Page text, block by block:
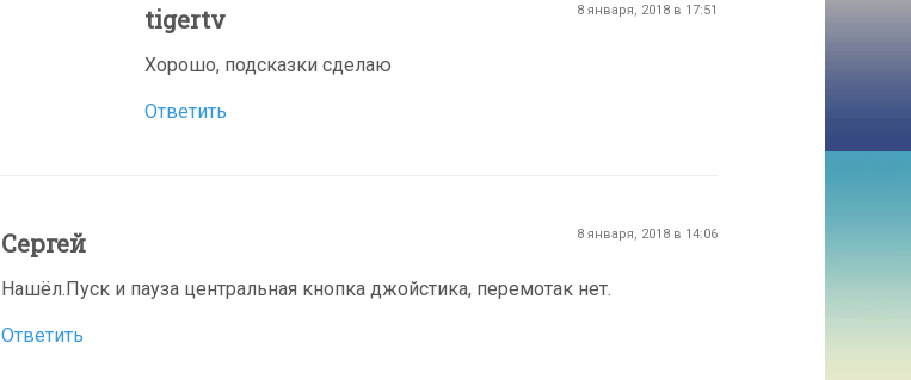
tigertv 8 января, 2018 в 17:51
Хорошо, подсказки сделаю
Ответить
Сергей 8 января, 2018 в 14:06
Нашёл.Пуск и пауза центральная кнопка джойстика, перемотак нет.
Ответить